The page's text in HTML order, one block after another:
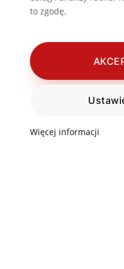
to zgodę.
Więcej informacji